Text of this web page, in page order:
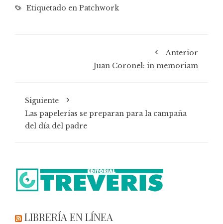
Etiquetado en Patchwork
Anterior
Juan Coronel: in memoriam
Siguiente
Las papelerías se preparan para la campaña
del día del padre
LIBRERÍA EN LÍNEA